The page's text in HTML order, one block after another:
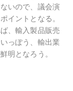
いので、議会演
イントとなる。
、輸入製品販売
っぽう、輸出業
明となろう。